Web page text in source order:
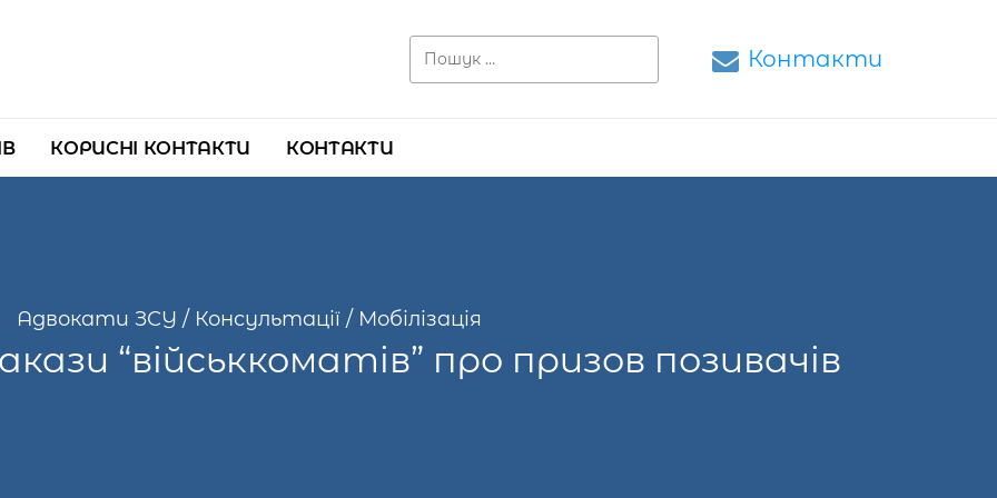
КОРИСНІ КОНТАКТИ КОНТАКТИ
Контакти
“військкоматів” про призов позивачів
Адвокати ЗСУ / Консультації / Мобілізація